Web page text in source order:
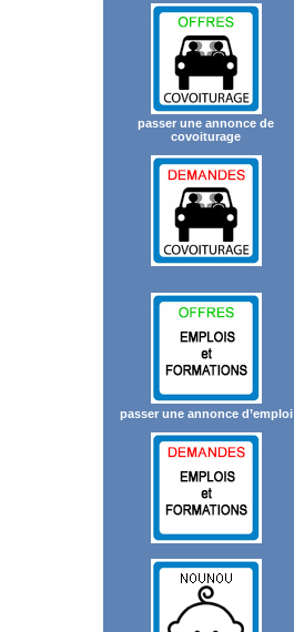
passer une annonce de
covoiturage
passer une annonce d’emploi